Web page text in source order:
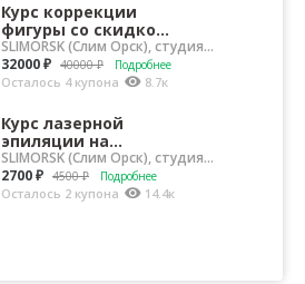
Курс коррекции
фигуры со скидкой
20% в студии
эффективной
косметологии
SLIMORSK (Слим Орск), студия
эффективной косметологии
32000 ₽ 40000 ₽ Подробнее
Осталось 4 купона 8.7к
Курс лазерной
эпиляции на
аппарате Morpheus 8
со скидкой 40% в
студии эффект...
SLIMORSK (Слим Орск), студия
эффективной косметологии
2700 ₽ 4500 ₽ Подробнее
Осталось 2 купона 14.4к